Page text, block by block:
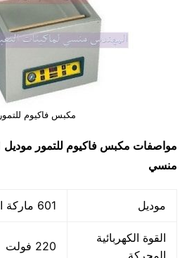
مكبس فاكيوم للتمور
مواصفات مكبس فاكيوم للتمور
منسي
موديل 601 ماركة المهندس منسي
القوة الكهربائية
المحركة
220 فولت